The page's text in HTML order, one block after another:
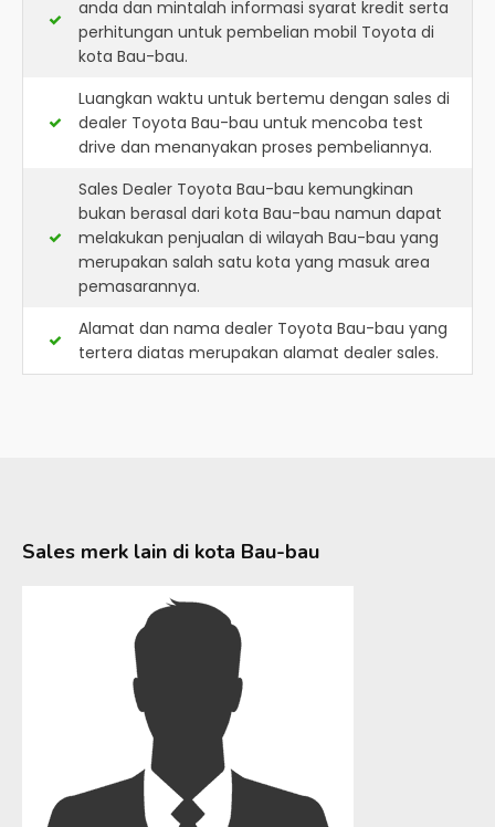
anda dan mintalah informasi syarat kredit serta
perhitungan untuk pembelian mobil Toyota di
kota Bau-bau.
Luangkan waktu untuk bertemu dengan sales di
dealer Toyota Bau-bau untuk mencoba test
drive dan menanyakan proses pembeliannya.
Sales Dealer Toyota Bau-bau kemungkinan
bukan berasal dari kota Bau-bau namun dapat
melakukan penjualan di wilayah Bau-bau yang
merupakan salah satu kota yang masuk area
pemasarannya.
Alamat dan nama dealer Toyota Bau-bau yang
tertera diatas merupakan alamat dealer sales.
Sales merk lain di kota Bau-bau